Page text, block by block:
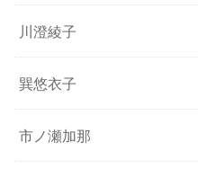
川澄綾子
巽悠衣子
市ノ瀬加那